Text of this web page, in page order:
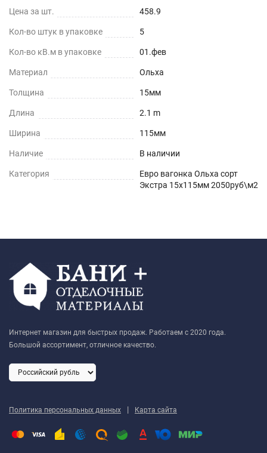
Цена за шт. 458.9
Кол-во штук в упаковке 5
Кол-во кВ.м в упаковке 01.фев
Материал Ольха
Толщина 15мм
Длина 2.1 m
Ширина 115мм
Наличие В наличии
Категория
Евро вагонка Ольха сорт
Экстра 15х115мм 2050руб\м2
Интернет магазин для быстрых продаж. Работаем с 2020 года.
Большой ассортимент, отличное качество.
Политика персональных данных | Карта сайта